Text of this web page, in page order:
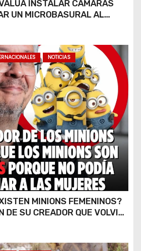
INSTALAR CÁMARAS
UN MICROBASURAL AL
NOTICIAS
MINIONS FEMENINOS?
DE SU CREADOR QUE VOLVIÓ